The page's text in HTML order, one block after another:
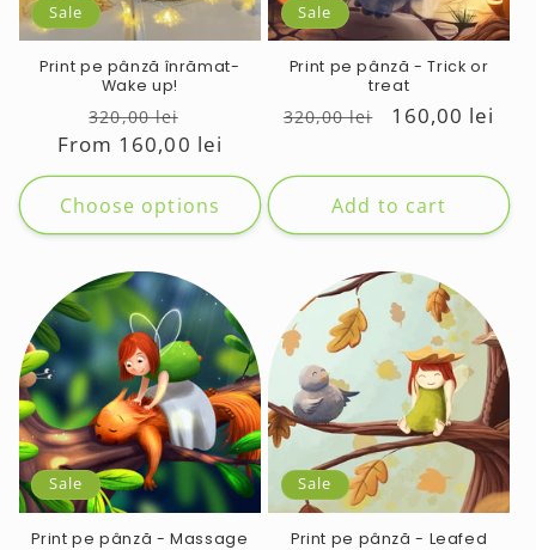
Sale
Print pe pânză înrămat-
Wake up!
Regular
price
320,00 lei
price
From 160,00 lei
Choose options
Sale
Print pe pânză - Trick or
treat
Regular
320,00 lei
Sale
160,00 lei
Add to cart
Sale
Print pe pânză - Massage
Sale
Print pe pânză - Leafed